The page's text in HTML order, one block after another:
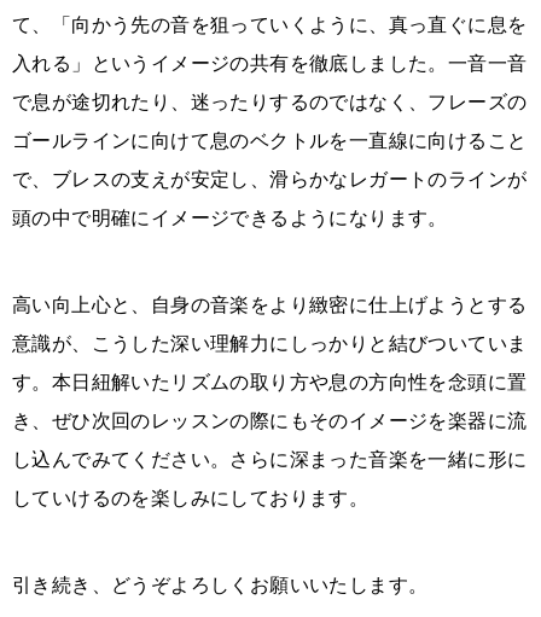
て、「向かう先の音を狙っていくように、真っ直ぐに息を
入れる」というイメージの共有を徹底しました。一音一音
で息が途切れたり、迷ったりするのではなく、フレーズの
ゴールラインに向けて息のベクトルを一直線に向けること
で、ブレスの支えが安定し、滑らかなレガートのラインが
頭の中で明確にイメージできるようになります。
高い向上心と、自身の音楽をより緻密に仕上げようとする
意識が、こうした深い理解力にしっかりと結びついていま
す。本日紐解いたリズムの取り方や息の方向性を念頭に置
き、ぜひ次回のレッスンの際にもそのイメージを楽器に流
し込んでみてください。さらに深まった音楽を一緒に形に
していけるのを楽しみにしております。
引き続き、どうぞよろしくお願いいたします。